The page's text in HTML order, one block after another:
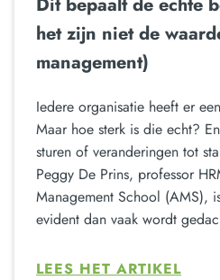
het zijn niet de
management)
Iedere organisatie heeft er
Maar hoe sterk is die echt?
sturen of veranderingen tot
Peggy De Prins, professor
Management School (AMS),
evident dan vaak wordt
LEES HET ARTIKEL